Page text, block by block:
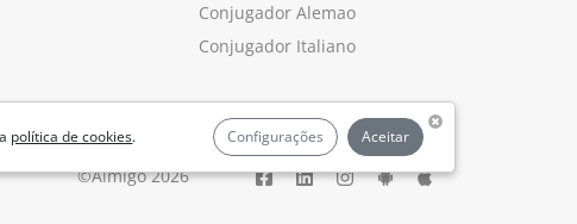
política de cookies. Configurações Aceitar
Conjugador Alemao
Conjugador Italiano
©Aimigo 2026